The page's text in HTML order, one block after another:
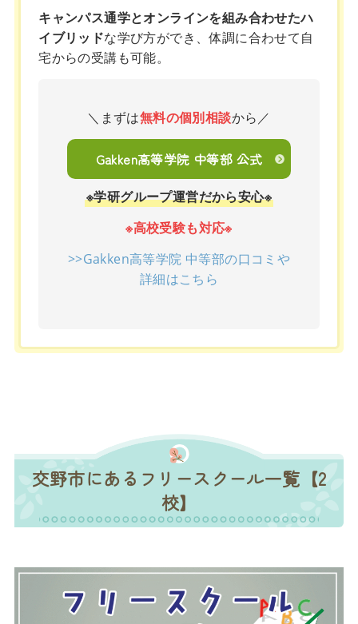
キャンパス通学とオンラインを組み合わせたハ
イブリッドな学び方ができ、体調に合わせて自
宅からの受講も可能。
＼まずは無料の個別相談から／
Gakken高等学院 中等部 公式
※学研グループ運営だから安心※
※高校受験も対応※
>>Gakken高等学院 中等部の口コミや
詳細はこちら
交野市にあるフリースクール一覧【2
校】